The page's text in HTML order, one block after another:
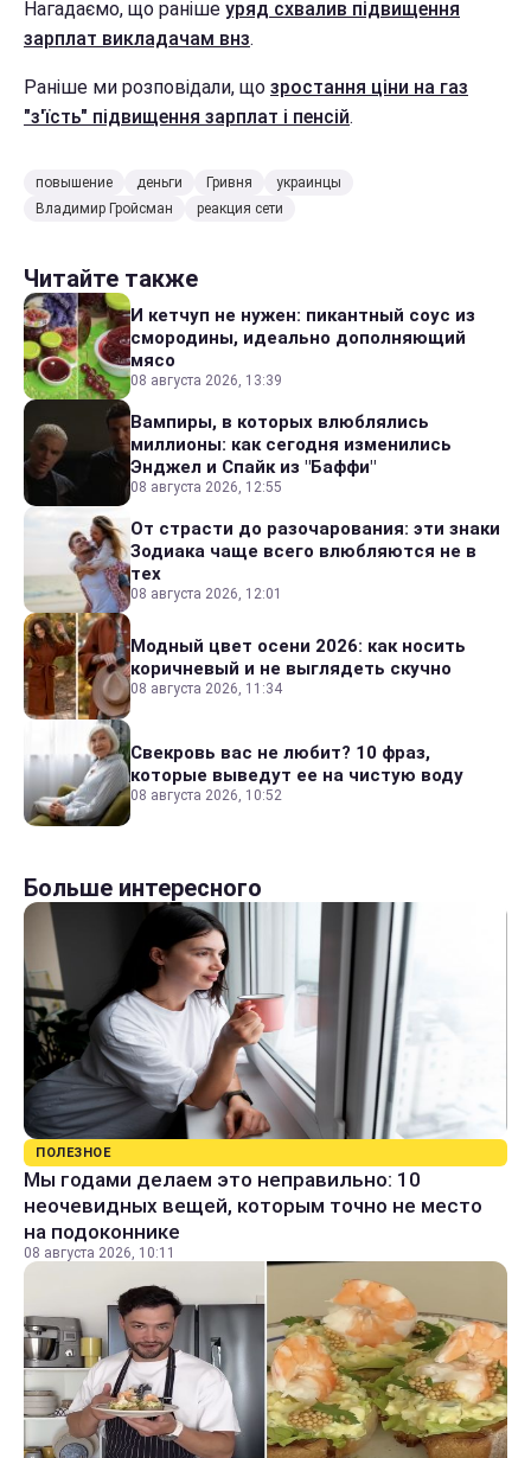
Нагадаємо, що раніше уряд схвалив підвищення
зарплат викладачам внз.
Раніше ми розповідали, що зростання ціни на газ
"з'їсть" підвищення зарплат і пенсій.
повышение деньги Гривня
украинцы
Владимир Гройсман
реакция сети
Читайте также
И кетчуп не нужен: пикантный соус из
смородины, идеально дополняющий
мясо
08 августа 2026, 13:39
Вампиры, в которых влюблялись
миллионы: как сегодня изменились
Энджел и Спайк из "Баффи"
08 августа 2026, 12:55
От страсти до разочарования: эти знаки
Зодиака чаще всего влюбляются не в
тех
08 августа 2026, 12:01
Модный цвет осени 2026: как носить
коричневый и не выглядеть скучно
08 августа 2026, 11:34
Свекровь вас не любит? 10 фраз,
которые выведут ее на чистую воду
08 августа 2026, 10:52
Больше интересного
ПОЛЕЗНОЕ
Мы годами делаем это неправильно: 10
неочевидных вещей, которым точно не место
на подоконнике
08 августа 2026, 10:11